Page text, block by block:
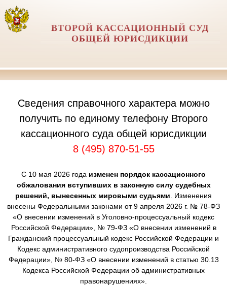
ВТОРОЙ КАССАЦИОННЫЙ СУД
ОБЩЕЙ ЮРИСДИКЦИИ
Сведения справочного характера можно
получить по единому телефону Второго
кассационного суда общей юрисдикции
8 (495) 870-51-55
С 10 мая 2026 года изменен порядок кассационного
обжалования вступивших в законную силу судебных
решений, вынесенных мировыми судьями . Изменения
внесены Федеральными законами от 9 апреля 2026 г. № 78-ФЗ
«О внесении изменений в Уголовно-процессуальный кодекс
Российской Федерации», № 79-ФЗ «О внесении изменений в
Гражданский процессуальный кодекс Российской Федерации и
Кодекс административного судопроизводства Российской
Федерации», № 80-ФЗ «О внесении изменений в статью 30.13
Кодекса Российской Федерации об административных
правонарушениях».